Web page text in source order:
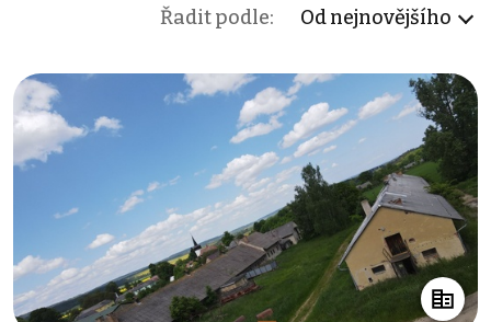
Řadit podle: Od nejnovějšího